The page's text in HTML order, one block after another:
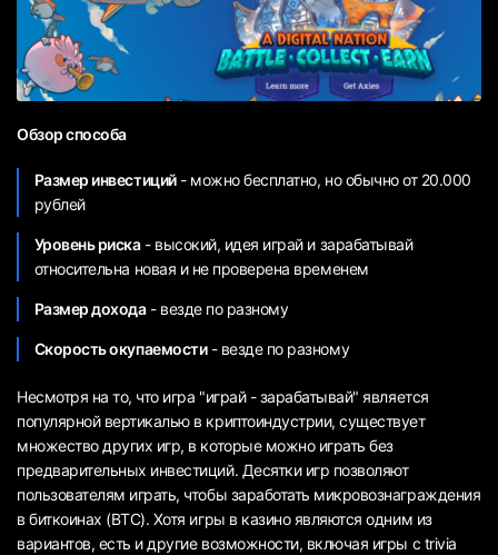
Обзор способа
Размер инвестиций- можно бесплатно, но обычно от 20.000
рублей
Уровень риска- высокий, идея играй и зарабатывай
относительна новая и не проверена временем
Размер дохода- везде по разному
Скорость окупаемости- везде по разному
Несмотря на то, что игра "играй - зарабатывай" является
популярной вертикалью в криптоиндустрии, существует
множество других игр, в которые можно играть без
предварительных инвестиций. Десятки игр позволяют
пользователям играть, чтобы заработать микровознаграждения
в биткоинах (BTC). Хотя игры в казино являются одним из
вариантов, есть и другие возможности, включая игры с trivia